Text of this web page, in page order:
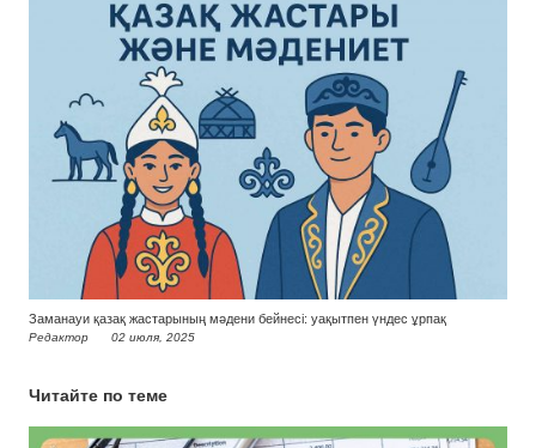
Заманауи қазақ жастарының мәдени бейнесі: уақытпен үндес ұрпақ
Редактор 02 июля, 2025
Читайте по теме